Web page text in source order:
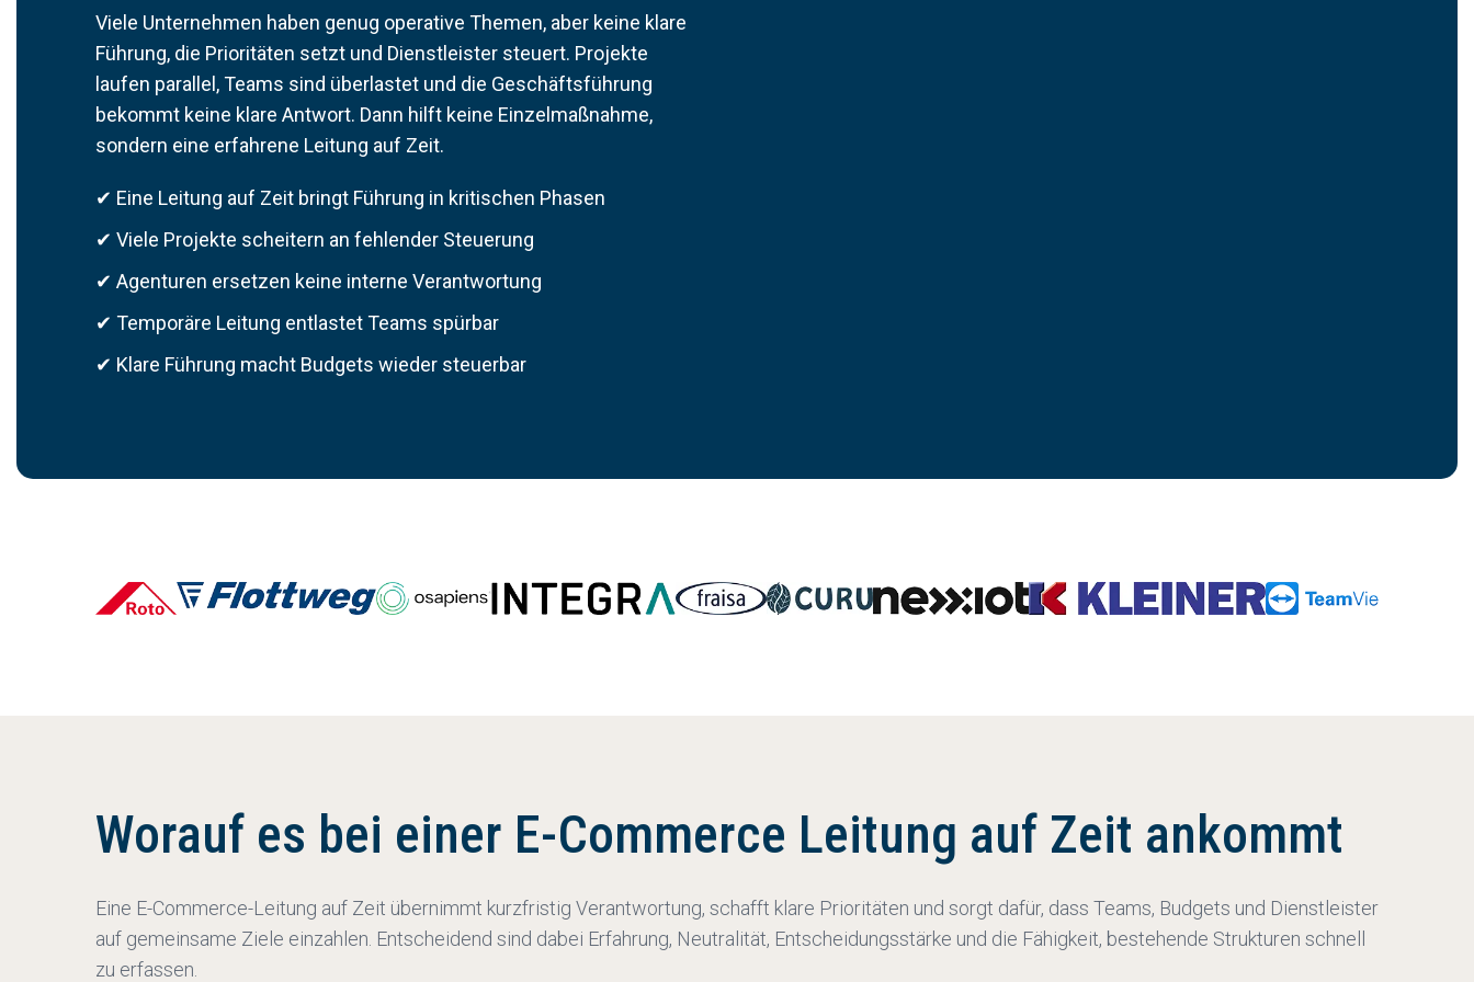
Viele Unternehmen haben genug operative Themen, aber keine klare
Führung, die Prioritäten setzt und Dienstleister steuert. Projekte
laufen parallel, Teams sind überlastet und die Geschäftsführung
bekommt keine klare Antwort. Dann hilft keine Einzelmaßnahme,
sondern eine erfahrene Leitung auf Zeit.
✔ Eine Leitung auf Zeit bringt Führung in kritischen Phasen
✔ Viele Projekte scheitern an fehlender Steuerung
✔ Agenturen ersetzen keine interne Verantwortung
✔ Temporäre Leitung entlastet Teams spürbar
✔ Klare Führung macht Budgets wieder steuerbar
Worauf es bei einer E-Commerce Leitung auf Zeit ankommt
Eine E-Commerce-Leitung auf Zeit übernimmt kurzfristig Verantwortung, schafft klare Prioritäten und sorgt dafür, dass Teams, Budgets und Dienstleister
auf gemeinsame Ziele einzahlen. Entscheidend sind dabei Erfahrung, Neutralität, Entscheidungsstärke und die Fähigkeit, bestehende Strukturen schnell
zu erfassen.